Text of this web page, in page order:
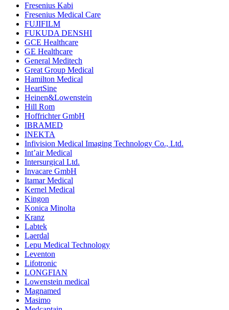
Fresenius Kabi
Fresenius Medical Care
FUJIFILM
FUKUDA DENSHI
GCE Healthcare
GE Healthcare
General Meditech
Great Group Medical
Hamilton Medical
HeartSine
Heinen&Lowenstein
Hill Rom
Hoffrichter GmbH
IBRAMED
INEKTA
Infivision Medical Imaging Technology Co., Ltd.
Int’air Medical
Intersurgical Ltd.
Invacare GmbH
Itamar Medical
Kernel Medical
Kingon
Konica Minolta
Kranz
Labtek
Laerdal
Lepu Medical Technology
Leventon
Lifotronic
LONGFIAN
Lowenstein medical
Magnamed
Masimo